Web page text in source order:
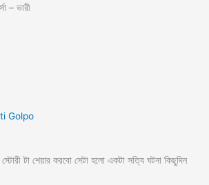
– ভারী
Golpo
টা শেয়ার করবো সেটা হলো একটা সত্যি ঘটনা কিছুদিন